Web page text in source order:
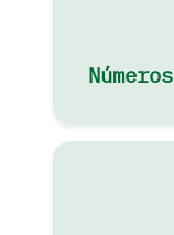
Números